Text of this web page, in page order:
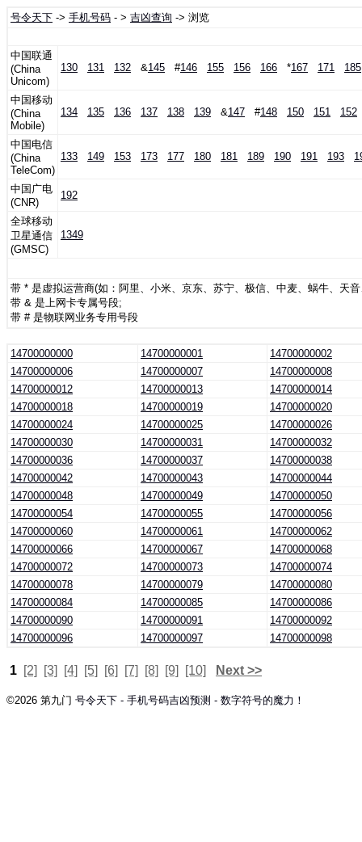
号令天下 -> 手机号码 - > 吉凶查询 -> 浏览
中国联通
(China
Unicom)
130 131 132 &145 #146 155 156 166 *167 171 185
中国移动
(China
Mobile)
134 135 136 137 138 139 &147 #148 150 151 152
中国电信
(China
TeleCom)
133 149 153 173 177 180 181 189 190 191 193
中国广电
(CNR)
192
全球移动
卫星通信
(GMSC)
1349
带 * 是虚拟运营商(如：阿里、小米、京东、苏宁、极信、中麦、蜗牛、天
带 & 是上网卡专属号段;
带 # 是物联网业务专用号段
14700000000 14700000001
14700000002
14700000006
14700000007
14700000008
14700000012
14700000013
14700000014
14700000018
14700000019
14700000020
14700000024
14700000025
14700000026
14700000030
14700000031
14700000032
14700000036
14700000037
14700000038
14700000042
14700000043
14700000044
14700000048
14700000049
14700000050
14700000054
14700000055
14700000056
14700000060
14700000061
14700000062
14700000066
14700000067
14700000068
14700000072
14700000073
14700000074
14700000078
14700000079
14700000080
14700000084
14700000085
14700000086
14700000090
14700000091
14700000092
14700000096
14700000097 14700000098
1 [2] [3] [4] [5] [6] [7] [8] [9] [10] Next >>
©2026 第九门 号令天下 - 手机号码吉凶预测 - 数字符号的魔力！